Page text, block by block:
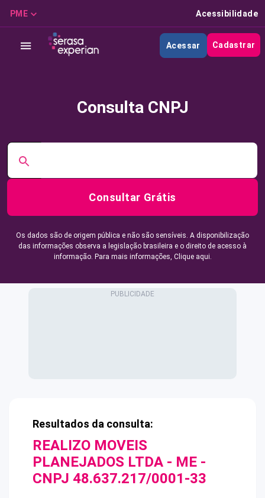
PME Acessibilidade
Acessar Cadastrar
Consulta CNPJ
Consultar Grátis
Os dados são de origem pública e não são sensíveis. A disponibilização
das informações observa a legislação brasileira e o direito de acesso à
informação. Para mais informações, Clique aqui.
Resultados da consulta:
REALIZO MOVEIS
PLANEJADOS LTDA - ME -
CNPJ 48.637.217/0001-33